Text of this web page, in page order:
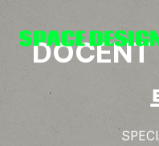
contentDOCENT